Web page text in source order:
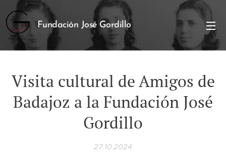
Fundación José Gordillo
Visita cultural de Amigos de
Badajoz a la Fundación José
Gordillo
27.10.2024